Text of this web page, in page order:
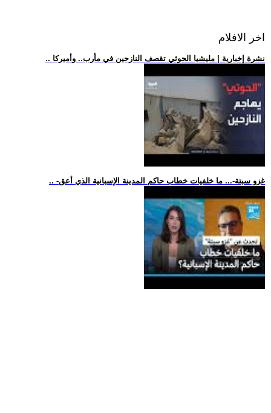
اخر الافلام
.. نشرة إخبارية | مليشيا الحوثي تقصف النازحين في مأرب.. وأميركا
.. -غزو سبتة-... ما خلفيات خطاب حاكم المدينة الإسبانية الذي أعق